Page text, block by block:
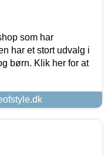
som har
har et stort udvalg i
børn. Klik her for at